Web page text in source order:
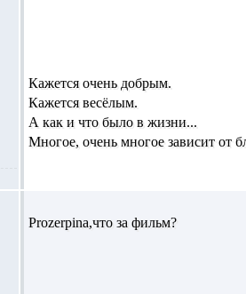
Кажется очень добрым.
Кажется весёлым.
А как и что было в жизни...
Многое, очень многое зависит от
Prozerpina,что за фильм?